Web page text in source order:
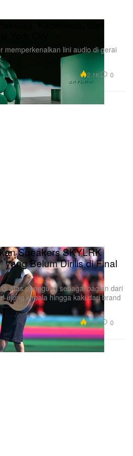
oleh Justin Bieber (@lilbieber)
York City
memperkenalkan lini audio di gerai
2.1K 0
Sneakers SKYLRK
yang Belum Dirilis di Final
atas panggung sebagai bagian dari
ujung kepala hingga kaki dari brand
2.3K 0